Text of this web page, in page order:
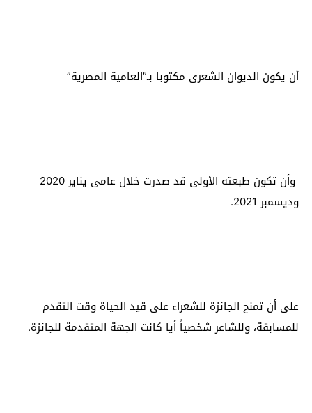
أن يكون الديوان الشعرى مكتوبا بـ”العامية المصرية”
وأن تكون طبعته الأولى قد صدرت خلال عامى يناير 2020
وديسمبر 2021.
على أن تمنح الجائزة للشعراء على قيد الحياة وقت التقدم
للمسابقة، وللشاعر شخصياً أيا كانت الجهة المتقدمة للجائزة.